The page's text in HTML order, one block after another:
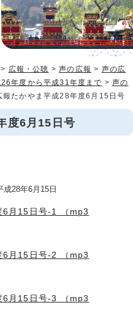
> 広報・公聴 >声の広報 > 声の広
年度から平成31年度まで >声の
報たかやま平成28年度6月15日号
度6月15日号
28年6月15日
6月15日号-1 （mp3
6月15日号-2 （mp3
6月15日号-3 （mp3